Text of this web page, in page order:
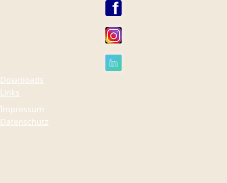
Downloads
Links
Impressum
Datenschutz